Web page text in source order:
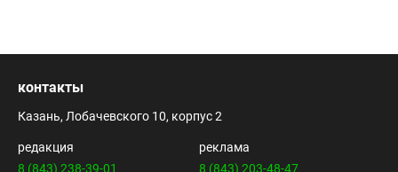
контакты
Казань, Лобачевского 10, корпус 2
редакция
8 (843) 238-39-01
реклама
8 (843) 203-48-47